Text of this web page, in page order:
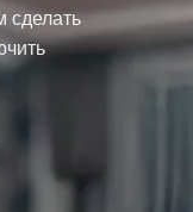
сделать